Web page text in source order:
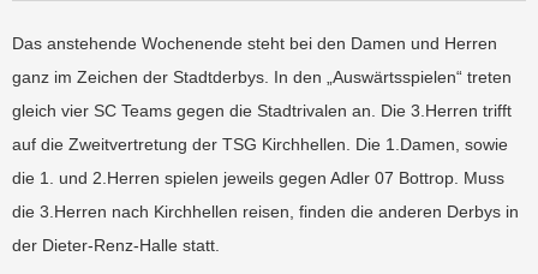
Das anstehende Wochenende steht bei den Damen und Herren
ganz im Zeichen der Stadtderbys. In den „Auswärtsspielen“ treten
gleich vier SC Teams gegen die Stadtrivalen an. Die 3.Herren trifft
auf die Zweitvertretung der TSG Kirchhellen. Die 1.Damen, sowie
die 1. und 2.Herren spielen jeweils gegen Adler 07 Bottrop. Muss
die 3.Herren nach Kirchhellen reisen, finden die anderen Derbys in
der Dieter-Renz-Halle statt.